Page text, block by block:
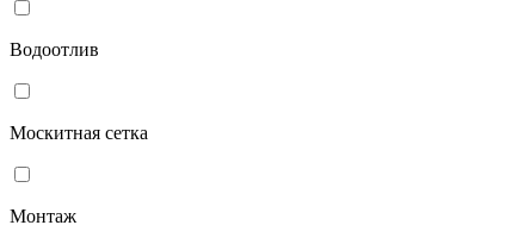
Водоотлив
Москитная сетка
Монтаж